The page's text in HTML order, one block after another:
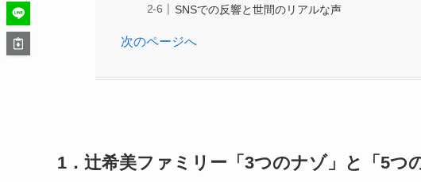
SNSでの反響と世間のリアルな声
次のページへ
1．辻希美ファミリー「3つのナゾ」と「5つ